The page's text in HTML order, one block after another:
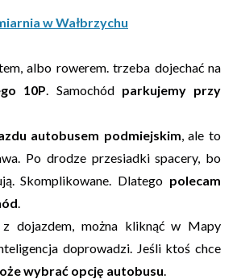
w Wałbrzychu
albo rowerem. trzeba dojechać na
10P. Samochód parkujemy przy
autobusem podmiejskim, ale to
Po drodze przesiadki spacery, bo
Skomplikowane. Dlatego polecam
.
dojazdem, można kliknąć w Mapy
doprowadzi. Jeśli ktoś chce
wybrać opcję autobusu.